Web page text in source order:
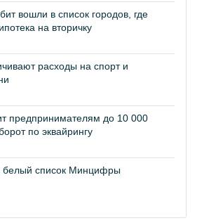
вошли в список городов, где
на вторичку
расходы на спорт и
предпринимателям до 10 000
по эквайрингу
белый список Минцифры